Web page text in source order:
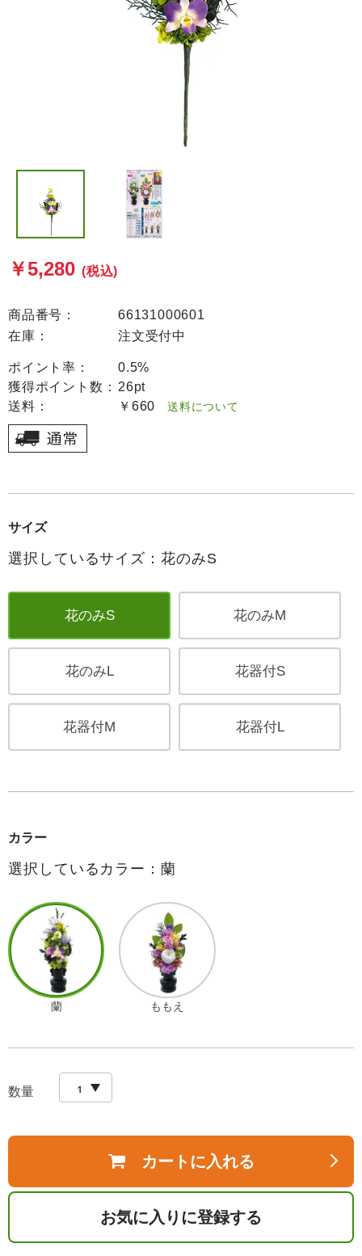
￥5,280 (税込)
商品番号：
66131000601
在庫：
注文受付中
ポイント率：
0.5%
獲得ポイント数： 26pt
送料：
￥660 送料について
サイズ
選択しているサイズ：花のみS
花のみS 花のみM
花のみL 花器付S
花器付M 花器付L
カラー
選択しているカラー：蘭
蘭 ももえ
数量
カートに入れる
お気に入りに登録する